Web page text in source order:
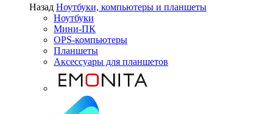
Назад Ноутбуки, компьютеры и планшеты
Ноутбуки
Мини-ПК
OPS-компьютеры
Планшеты
Аксессуары для планшетов